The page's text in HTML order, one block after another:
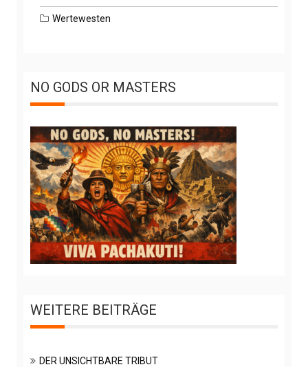
Wertewesten
NO GODS OR MASTERS
WEITERE BEITRÄGE
DER UNSICHTBARE TRIBUT